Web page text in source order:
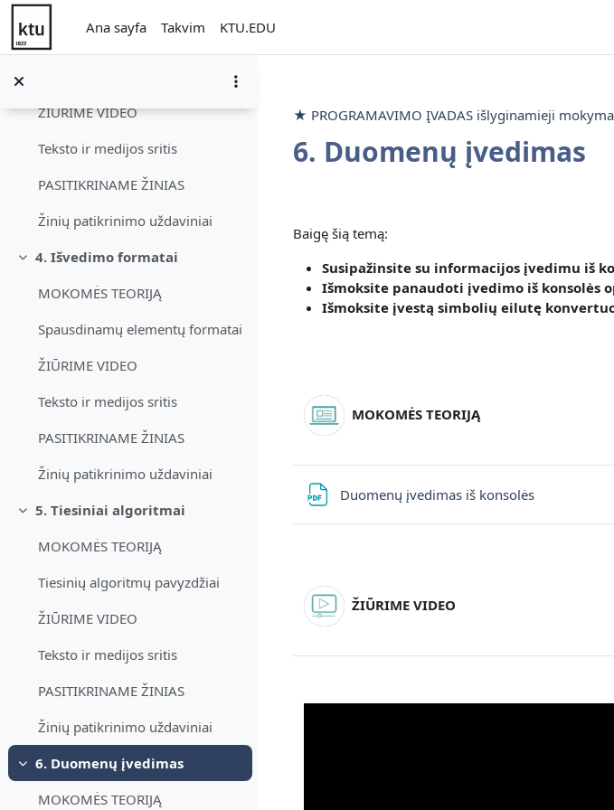
Ana içeriğe git
Ana sayfa
Takvim KTU.EDU
Daralt3. Pagrindiniai duomenų tipai
MOKOMĖS TEORIJĄ
Pagrindiniai baziniai duomenų tipai
ŽIŪRIME VIDEO
Teksto ir medijos sritis
PASITIKRINAME ŽINIAS
Žinių patikrinimo uždaviniai
Daralt
4. Išvedimo formatai
MOKOMĖS TEORIJĄ
Spausdinamų elementų formatai
ŽIŪRIME VIDEO
Teksto ir medijos sritis
PASITIKRINAME ŽINIAS
Žinių patikrinimo uždaviniai
Daralt
5. Tiesiniai algoritmai
MOKOMĖS TEORIJĄ
Tiesinių algoritmų pavyzdžiai
ŽIŪRIME VIDEO
Teksto ir medijos sritis
PASITIKRINAME ŽINIAS
Žinių patikrinimo uždaviniai
Daralt
6. Duomenų įvedimas
MOKOMĖS TEORIJĄ
★ PROGRAMAVIMO ĮVADAS išlyginamieji
6. Duomenų įvedimas
Baigę šią temą:
Susipažinsite su informacijos įvedimu iš
Išmoksite panaudoti įvedimo iš konsolės
Išmoksite įvestą simbolių eilutę
MOKOMĖS TEORIJĄ
Duomenų įvedimas iš konsolės
ŽIŪRIME VIDEO